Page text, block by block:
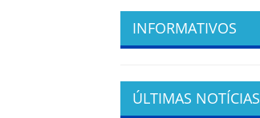
INFORMATIVOS
ÚLTIMAS NOTÍCIAS